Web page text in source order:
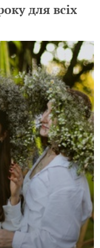
для всіх